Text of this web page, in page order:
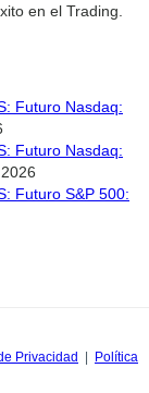
en el Trading.
Futuro Nasdaq:
Futuro Nasdaq:
Futuro S&P 500:
Privacidad
Política